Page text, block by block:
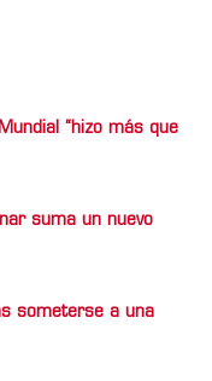
“hizo más que
suma un nuevo
someterse a una